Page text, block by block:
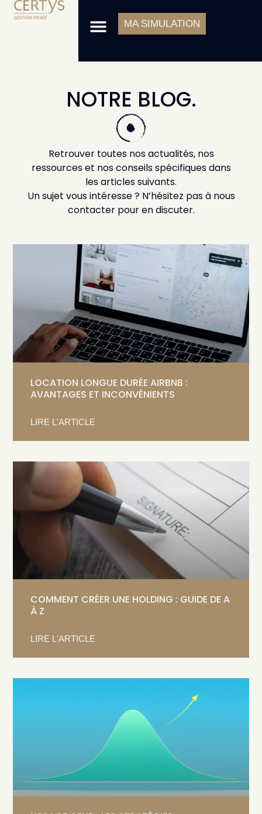
Aller
MenuMA SIMULATION
NOTRE BLOG.
Retrouver toutes nos actualités, nos
ressources et nos conseils spécifiques dans
les articles suivants.
Un sujet vous intéresse ? N’hésitez pas à nous
contacter pour en discuter.
LOCATION LONGUE DURÉE AIRBNB :
AVANTAGES ET INCONVÉNIENTS
LIRE L'ARTICLE
COMMENT CRÉER UNE HOLDING : GUIDE DE A
À Z
LIRE L'ARTICLE